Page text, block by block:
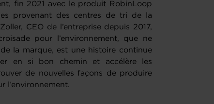
fin 2021 avec le produit RobinLoop
provenant des centres de tri de la
CEO de l’entreprise depuis 2017,
pour l’environnement, que ne
la marque, est une histoire continue
en si bon chemin et accélère les
de nouvelles façons de produire
l’environnement.